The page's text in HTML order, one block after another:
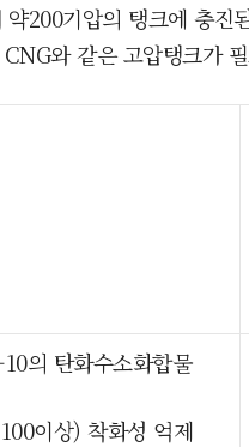
200기압의 탱크에 충진
와 같은 고압탱크가
의 탄화수소화합물
이상) 착화성 억제